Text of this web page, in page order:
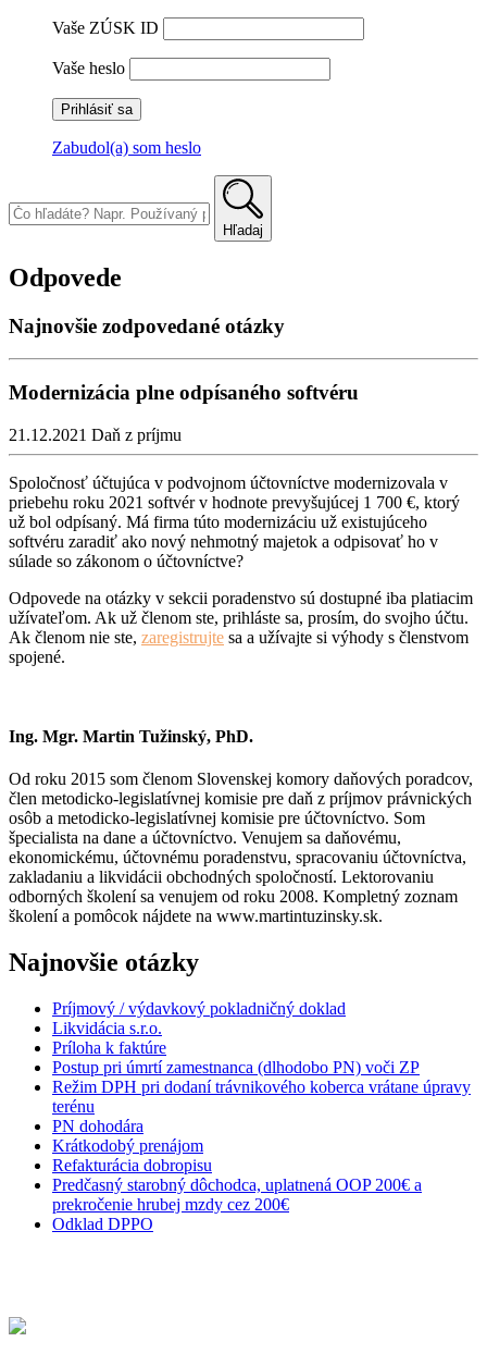
Vaše ZÚSK ID
Vaše heslo
Zabudol(a) som heslo
to
content
Hľadaj
Odpovede
Najnovšie zodpovedané otázky
Modernizácia plne odpísaného softvéru
21.12.2021 Daň z príjmu
Spoločnosť účtujúca v podvojnom účtovníctve modernizovala v
priebehu roku 2021 softvér v hodnote prevyšujúcej 1 700 €, ktorý
už bol odpísaný. Má firma túto modernizáciu už existujúceho
softvéru zaradiť ako nový nehmotný majetok a odpisovať ho v
súlade so zákonom o účtovníctve?
Odpovede na otázky v sekcii poradenstvo sú dostupné iba platiacim
užívateľom. Ak už členom ste, prihláste sa, prosím, do svojho účtu.
Ak členom nie ste, zaregistrujte sa a užívajte si výhody s členstvom
spojené.
Ing. Mgr. Martin Tužinský, PhD.
Od roku 2015 som členom Slovenskej komory daňových poradcov,
člen metodicko-legislatívnej komisie pre daň z príjmov právnických
osôb a metodicko-legislatívnej komisie pre účtovníctvo. Som
špecialista na dane a účtovníctvo. Venujem sa daňovému,
ekonomickému, účtovnému poradenstvu, spracovaniu účtovníctva,
zakladaniu a likvidácii obchodných spoločností. Lektorovaniu
odborných školení sa venujem od roku 2008. Kompletný zoznam
školení a pomôcok nájdete na www.martintuzinsky.sk.
Najnovšie otázky
Príjmový / výdavkový pokladničný doklad
Likvidácia s.r.o.
Príloha k faktúre
Postup pri úmrtí zamestnanca (dlhodobo PN) voči ZP
Režim DPH pri dodaní trávnikového koberca vrátane úpravy
terénu
PN dohodára
Krátkodobý prenájom
Refakturácia dobropisu
Predčasný starobný dôchodca, uplatnená OOP 200€ a
prekročenie hrubej mzdy cez 200€
Odklad DPPO